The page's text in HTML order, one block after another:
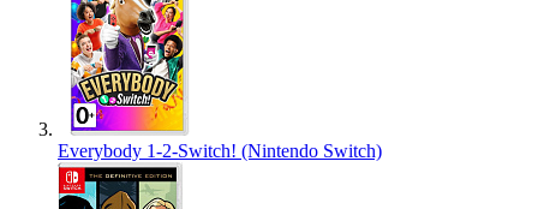
Everybody 1-2-Switch! (Nintendo Switch)